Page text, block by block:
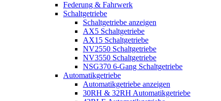
Federung & Fahrwerk
Schaltgetriebe
Schaltgetriebe anzeigen
AX5 Schaltgetriebe
AX15 Schaltgetriebe
NV2550 Schaltgetriebe
NV3550 Schaltgetriebe
NSG370 6-Gang Schaltgetriebe
Automatikgetriebe
Automatikgetriebe anzeigen
30RH & 32RH Automatikgetriebe